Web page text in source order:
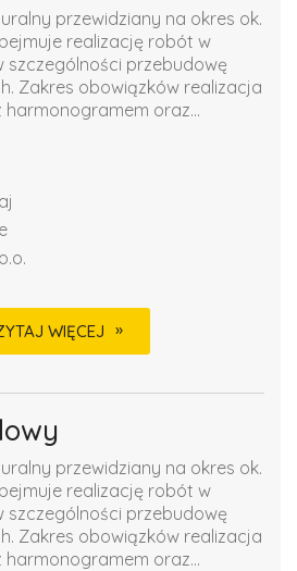
przewidziany na okres ok.
realizację robót w
szczególności przebudowę
Zakres obowiązków realizacja
oraz...
WIĘCEJ
przewidziany na okres ok.
realizację robót w
szczególności przebudowę
Zakres obowiązków realizacja
oraz...